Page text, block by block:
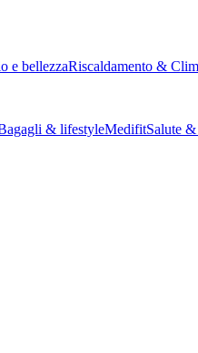
e bellezzaRiscaldamento &
& lifestyleMedifitSalute &